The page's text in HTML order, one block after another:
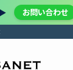
お問い合わせ
けます。プロセ